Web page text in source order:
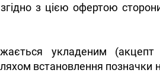
з цією офертою
укладеним
встановлення позначки